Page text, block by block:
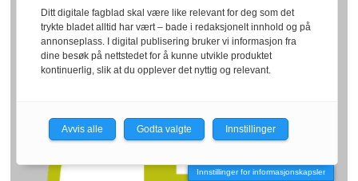
Innstillinger for informasjonskapsler
Ditt digitale fagblad skal være like relevant for deg som det
trykte bladet alltid har vært – bade i redaksjonelt innhold og på
annonseplass. I digital publisering bruker vi informasjon fra
dine besøk på nettstedet for å kunne utvikle produktet
kontinuerlig, slik at du opplever det nyttig og relevant.
Avvis alle Godta valgte Innstillinger